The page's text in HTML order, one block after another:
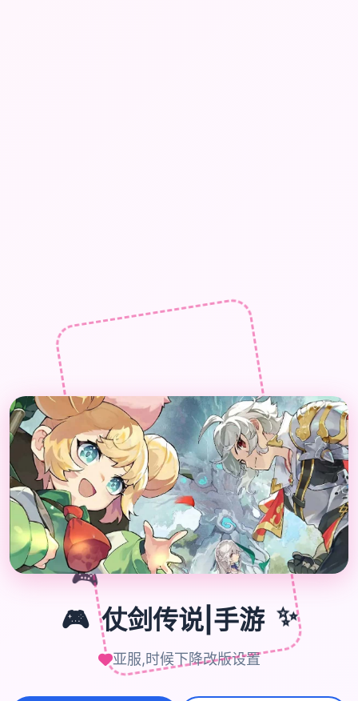
🎮
🎮 仗剑传说|手游 ✨
亚服,时候下降改版设置